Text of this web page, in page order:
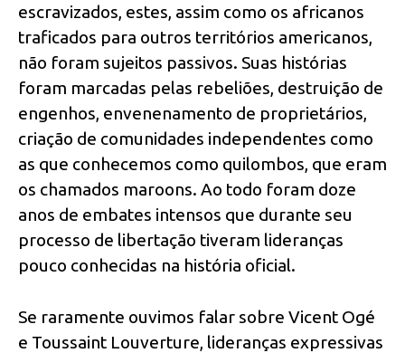
escravizados, estes, assim como os africanos
traficados para outros territórios americanos,
não foram sujeitos passivos. Suas histórias
foram marcadas pelas rebeliões, destruição de
engenhos, envenenamento de proprietários,
criação de comunidades independentes como
as que conhecemos como quilombos, que eram
os chamados maroons. Ao todo foram doze
anos de embates intensos que durante seu
processo de libertação tiveram lideranças
pouco conhecidas na história oficial.
Se raramente ouvimos falar sobre Vicent Ogé
e Toussaint Louverture, lideranças expressivas